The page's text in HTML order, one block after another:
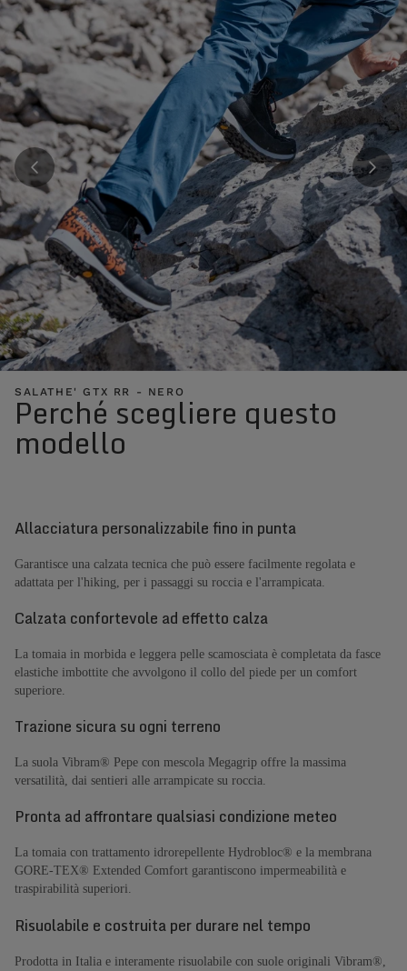
SALATHE' GTX RR - NERO
Perché scegliere questo
modello
Allacciatura personalizzabile fino in punta
Garantisce una calzata tecnica che può essere facilmente regolata e
adattata per l'hiking, per i passaggi su roccia e l'arrampicata.
Calzata confortevole ad effetto calza
La tomaia in morbida e leggera pelle scamosciata è completata da fasce
elastiche imbottite che avvolgono il collo del piede per un comfort
superiore.
Trazione sicura su ogni terreno
La suola Vibram® Pepe con mescola Megagrip offre la massima
versatilità, dai sentieri alle arrampicate su roccia.
Pronta ad affrontare qualsiasi condizione meteo
La tomaia con trattamento idrorepellente Hydrobloc® e la membrana
GORE-TEX® Extended Comfort garantiscono impermeabilità e
traspirabilità superiori.
Risuolabile e costruita per durare nel tempo
Prodotta in Italia e interamente risuolabile con suole originali Vibram®,